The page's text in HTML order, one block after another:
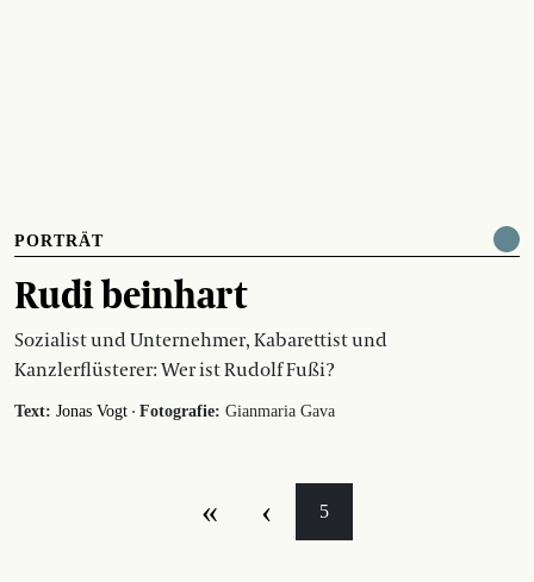
PORTRÄT
Rudi beinhart
Sozialist und Unternehmer, Kabarettist und
Kanzlerflüsterer: Wer ist Rudolf Fußi?
Text: Jonas Vogt · Fotografie: Gianmaria Gava
« ‹ 5